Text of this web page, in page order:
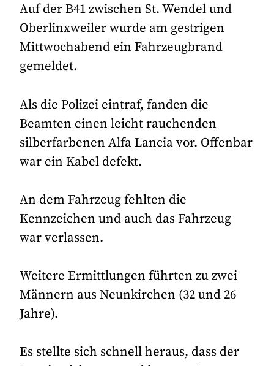
Auf der B41 zwischen St. Wendel und
Oberlinxweiler wurde am gestrigen
Mittwochabend ein Fahrzeugbrand
gemeldet.
Als die Polizei eintraf, fanden die
Beamten einen leicht rauchenden
silberfarbenen Alfa Lancia vor. Offenbar
war ein Kabel defekt.
An dem Fahrzeug fehlten die
Kennzeichen und auch das Fahrzeug
war verlassen.
Weitere Ermittlungen führten zu zwei
Männern aus Neunkirchen (32 und 26
Jahre).
Es stellte sich schnell heraus, dass der